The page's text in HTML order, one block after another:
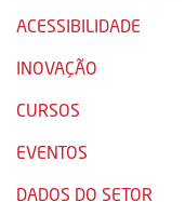
ACESSIBILIDADE
INOVAÇÃO
CURSOS
EVENTOS
DADOS DO SETOR